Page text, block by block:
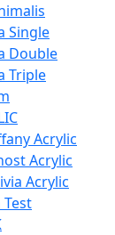
Single
Double
Triple
Acrylic
Acrylic
Acrylic